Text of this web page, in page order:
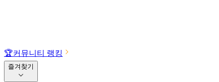
🏆커뮤니티 랭킹
즐겨찾기